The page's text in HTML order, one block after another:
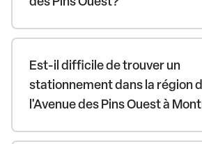
Est-il difficile de trouver un
stationnement dans la région
l'Avenue des Pins Ouest à